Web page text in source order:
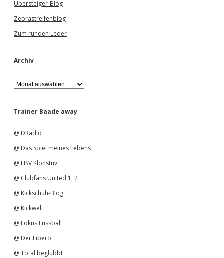
Übersteiger-Blog
Zebrastreifenblog
Zum runden Leder
Archiv
A
r
h
Trainer Baade away
@ DRadio
@ Das Spiel meines Lebens
@ HSV Klönstuv
@ Clubfans United 1 , 2
@ Kickschuh-Blog
@ Kickwelt
@ Fokus Fussball
@ Der Libero
@ Total beglubbt